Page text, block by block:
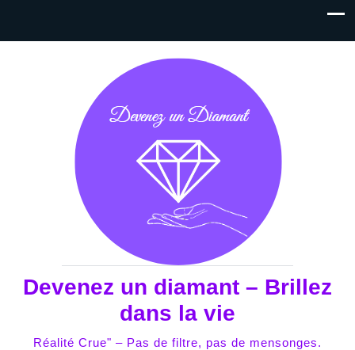
Devenez un diamant – Brillez
dans la vie
Réalité Crue" – Pas de filtre, pas de mensonges.